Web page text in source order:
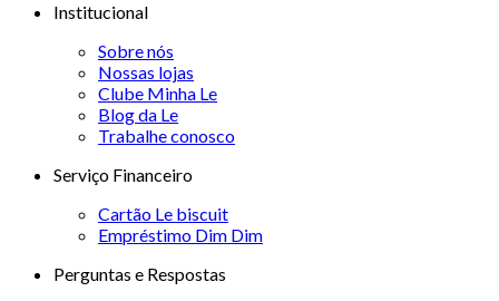
Institucional
Sobre nós
Nossas lojas
Clube Minha Le
Blog da Le
Trabalhe conosco
Serviço Financeiro
Cartão Le biscuit
Empréstimo Dim Dim
Perguntas e Respostas